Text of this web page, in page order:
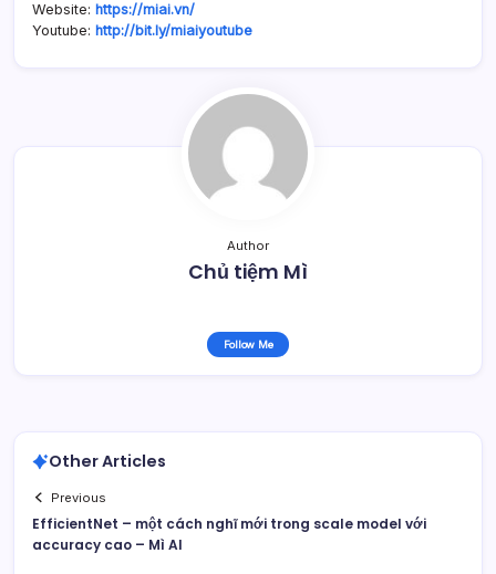
Website: https://miai.vn/
Youtube: http://bit.ly/miaiyoutube
Author
Chủ tiệm Mì
Follow Me
Other Articles
Previous
EfficientNet – một cách nghĩ mới trong scale model với
accuracy cao – Mì AI